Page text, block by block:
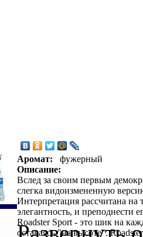
Аромат:
фужерный
Описание:
Вслед за своим первым
слегка видоизмененную
Интерпретация рассчитана
элегантность, и преподнести
Roadster Sport - это шик на
оставаясь "на высоте".